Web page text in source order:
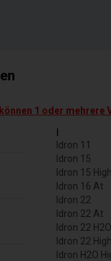
1 oder
Idron 11
Idron 15
Idron 15
Idron 16 At
Idron 22
Idron 22 At
Idron 22 H2O
Idron 22
Idron H2O